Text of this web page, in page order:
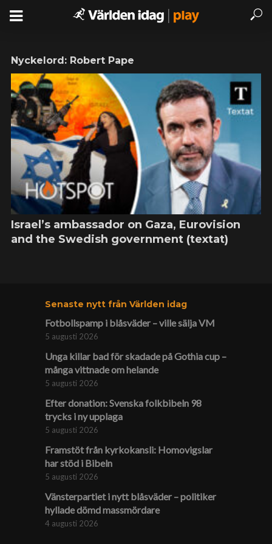
Nyckelord: Robert Pape
Israel’s ambassador on Gaza, Eurovision
and the Swedish government (textat)
Senaste nytt från Världen idag
Fotbollspamp i blåsväder – ville sälja VM
5 augusti 2026
Unga killar bad för skadade på Gothia cup –
många vittnade om helande
5 augusti 2026
Efter donation: Svenska folkbibeln 98
trycks i ny upplaga
5 augusti 2026
Framstöt från kyrkokansli: Homo­vigslar
har stöd i Bibeln
5 augusti 2026
Vänsterpartiet i nytt blåsväder – politiker
hyllade dömd massmördare
4 augusti 2026